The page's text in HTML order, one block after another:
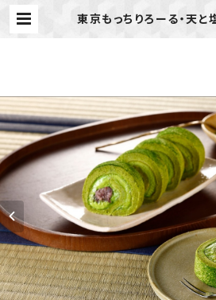
東京もっちりろーる・天